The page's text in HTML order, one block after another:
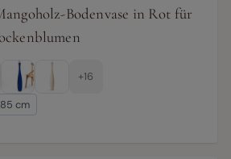
Bodenvase in Rot für
+16
85 cm